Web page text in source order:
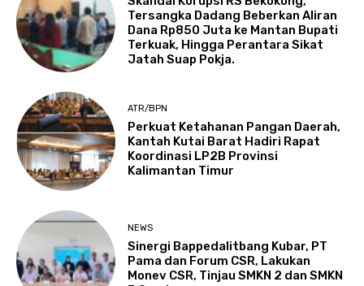
Tersangka Dadang Beberkan Aliran
Dana Rp850 Juta ke Mantan Bupati
Terkuak, Hingga Perantara Sikat
Jatah Suap Pokja.
ATR/BPN
Perkuat Ketahanan Pangan Daerah,
Kantah Kutai Barat Hadiri Rapat
Koordinasi LP2B Provinsi
Kalimantan Timur
NEWS
Sinergi Bappedalitbang Kubar, PT
Pama dan Forum CSR, Lakukan
Monev CSR, Tinjau SMKN 2 dan SMKN